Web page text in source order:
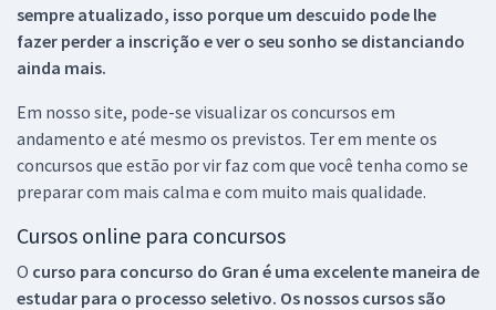
sempre atualizado, isso porque um descuido pode lhe
fazer perder a inscrição e ver o seu sonho se distanciando
ainda mais.
Em nosso site, pode-se visualizar os concursos em
andamento e até mesmo os previstos. Ter em mente os
concursos que estão por vir faz com que você tenha como se
preparar com mais calma e com muito mais qualidade.
Cursos online para concursos
O curso para concurso do Gran é uma excelente maneira de
estudar para o processo seletivo. Os nossos cursos são